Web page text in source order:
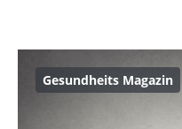
Gesundheits Magazin